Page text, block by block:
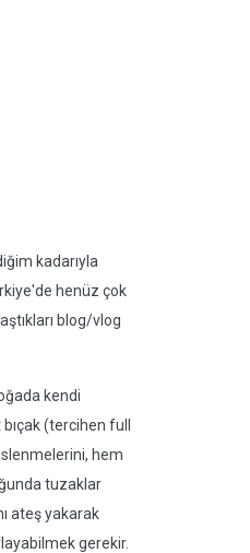
kadarıyla
henüz çok
blog/vlog
kendi
(tercihen full
hem
tuzaklar
ateş yakarak
gerekir.